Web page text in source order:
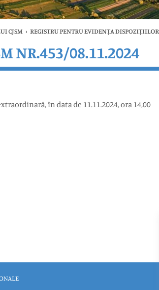
CJSM › REGISTRU PENTRU EVIDENȚA DISPOZIȚIILOR
NR.453/08.11.2024
în data de 11.11.2024, ora 14,00